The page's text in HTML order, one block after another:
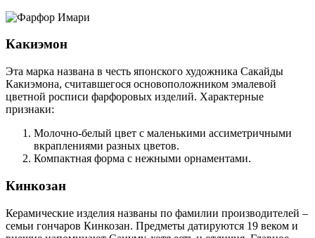
Какиэмон
Эта марка названа в честь японского художника Сакайды
Какиэмона, считавшегося основоположником эмалевой
цветной росписи фарфоровых изделий. Характерные
признаки:
Молочно-белый цвет с маленькими ассиметричными
вкраплениями разных цветов.
Компактная форма с нежными орнаментами.
Кинкозан
Керамические изделия названы по фамилии производителей –
семьи гончаров Кинкозан. Предметы датируются 19 веком и